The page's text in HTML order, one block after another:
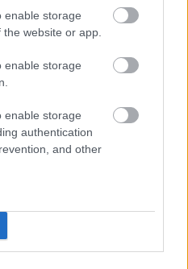
enable storage
website or app.
enable storage
enable storage
authentication
and other
ezzel lesz